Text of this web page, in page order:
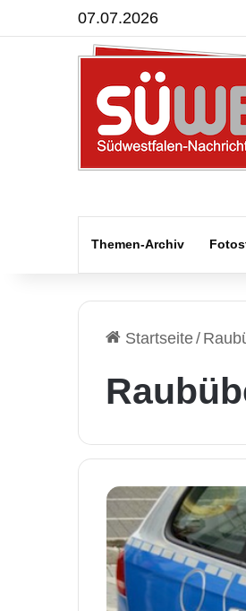
07.07.2026
Themen-Archiv
Startseite/